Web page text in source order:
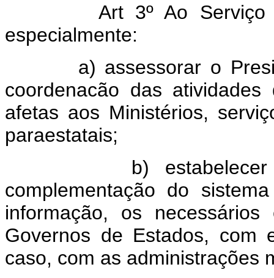
Art 3º Ao Serviço
especialmente:
a) assessorar o
coordenacão das
afetas aos Ministérios,
paraestatais;
b) estabelecer e
complementação do
informação, os
Governos de Estados, com
caso, com as administrações